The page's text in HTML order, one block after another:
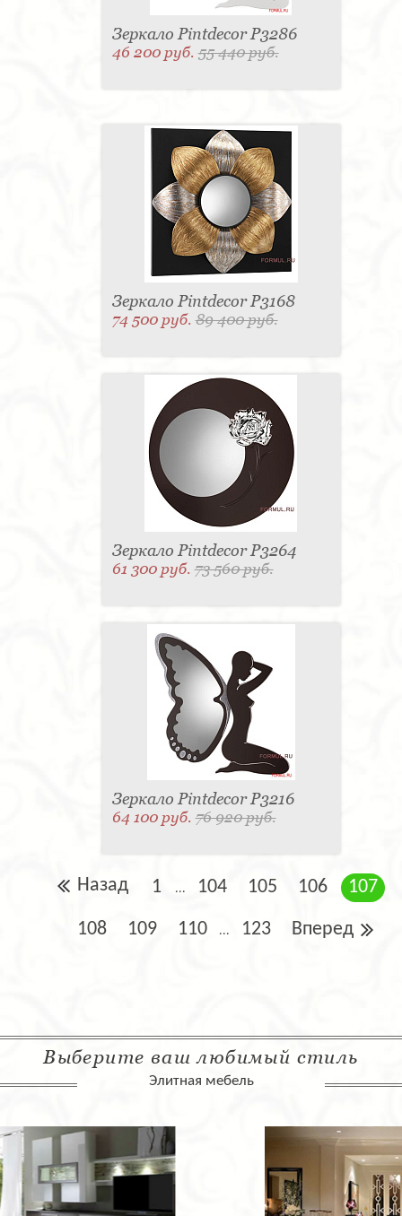
Зеркало Pintdecor P3286
46 200 руб.55 440 руб.
Зеркало Pintdecor P3168
74 500 руб.89 400 руб.
Зеркало Pintdecor P3264
61 300 руб.73 560 руб.
Зеркало Pintdecor P3216
64 100 руб.76 920 руб.
Назад 1 ... 104 105 106 107
108 109 110 ... 123 Вперед
Выберите ваш любимый стиль
Элитная мебель